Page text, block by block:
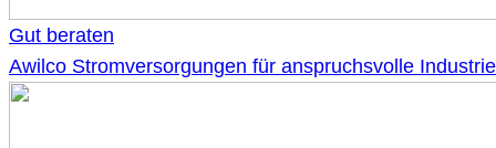
Gut beraten
Awilco Stromversorgungen für anspruchsvolle